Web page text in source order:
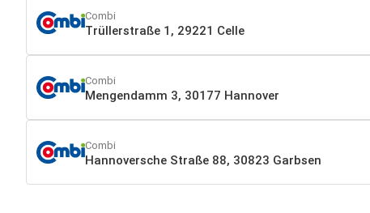
Combi
Trüllerstraße 1, 29221 Celle
Combi
Mengendamm 3, 30177 Hannover
Combi
Hannoversche Straße 88, 30823 Garbsen